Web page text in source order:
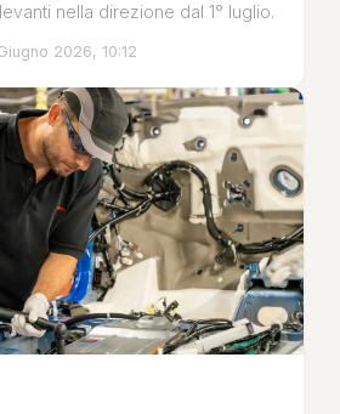
nella direzione dal 1° luglio.
2026, 10:12